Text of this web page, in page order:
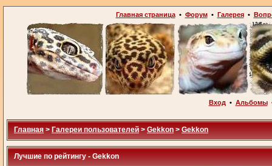
Главная страница• Форум• Галерея•
Вход • Альбомы
Главная > Галереи пользователей > Gekkon > Gekkon
Лучшие по рейтингу - Gekkon